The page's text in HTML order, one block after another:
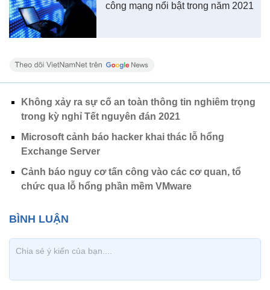
công mạng nổi bật trong năm 2021
Không xảy ra sự cố an toàn thông tin nghiêm trọng
trong kỳ nghỉ Tết nguyên đán 2021
Microsoft cảnh báo hacker khai thác lỗ hổng
Exchange Server
Cảnh báo nguy cơ tấn công vào các cơ quan, tổ
chức qua lỗ hổng phần mềm VMware